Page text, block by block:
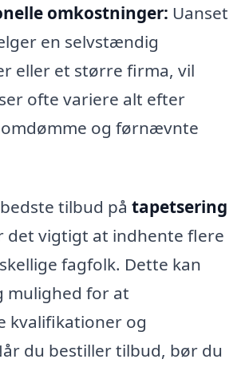
omkostninger: Uanset
en selvstændig
eller et større firma, vil
ofte variere alt efter
og førnævnte
tilbud på tapetsering
det vigtigt at indhente flere
fagfolk. Dette kan
mulighed for at
kvalifikationer og
du bestiller tilbud, bør du